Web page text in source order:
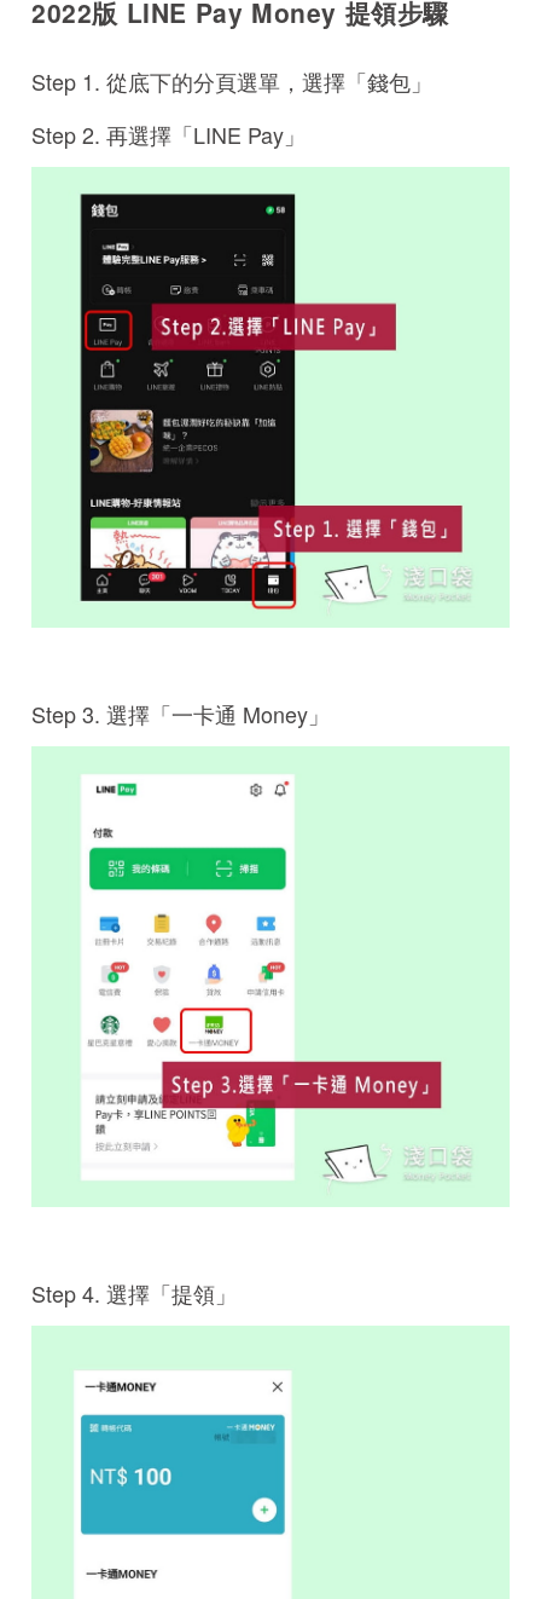
2022版 LINE Pay Money 提領步驟
Step 1. 從底下的分頁選單，選擇「錢包」
Step 2. 再選擇「LINE Pay」
Step 3. 選擇「一卡通 Money」
Step 4. 選擇「提領」